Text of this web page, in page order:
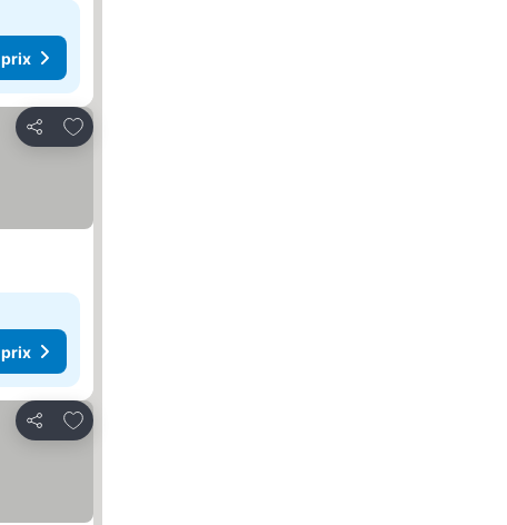
Partager
Ajouter à mes favoris
Partager
Ajouter à mes favoris